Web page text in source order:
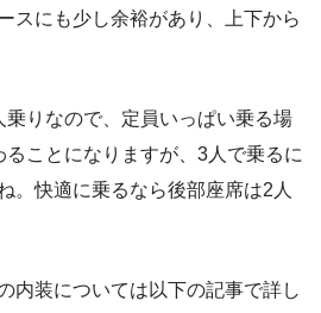
スにも少し余裕があり、上下から
乗りなので、定員いっぱい乗る場
ことになりますが、3人で乗るに
。快適に乗るなら後部座席は2人
内装については以下の記事で詳し